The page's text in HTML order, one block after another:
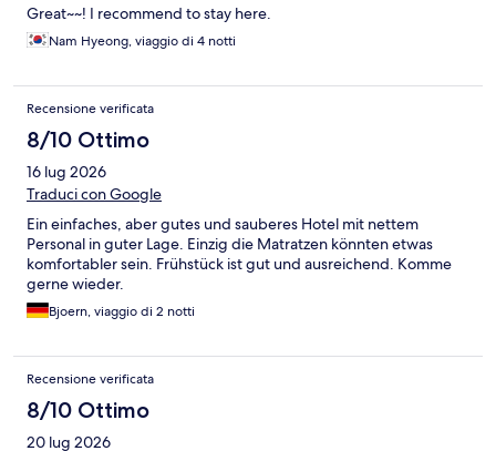
Great~~! I recommend to stay here.
Nam Hyeong, viaggio di 4 notti
Recensione verificata
8/10 Ottimo
16 lug 2026
Traduci con Google
Ein einfaches, aber gutes und sauberes Hotel mit nettem
Personal in guter Lage. Einzig die Matratzen könnten etwas
komfortabler sein. Frühstück ist gut und ausreichend. Komme
gerne wieder.
Bjoern, viaggio di 2 notti
Recensione verificata
8/10 Ottimo
20 lug 2026